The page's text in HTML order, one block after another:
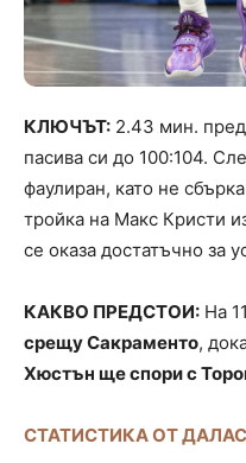
КЛЮЧЪТ: 2.43 мин.
пасива си до 100:104.
фаулиран, като не
тройка на Макс Кристи
се оказа достатъчно за
КАКВО ПРЕДСТОИ: На
срещу Сакраменто,
Хюстън ще спори с
СТАТИСТИКА ОТ